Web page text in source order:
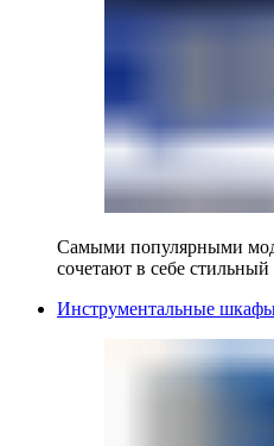
Самыми популярными
сочетают в себе
Инструментальные